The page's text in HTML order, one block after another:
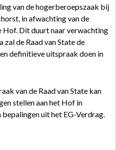
van de hogerberoepszaak bij
in afwachting van de
Hof. Dit duurt naar verwachting
zal de Raad van State de
definitieve uitspraak doen in
van de Raad van State kan
stellen aan het Hof in
uit het EG-Verdrag.